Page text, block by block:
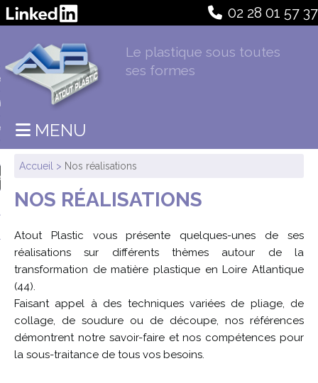
02 28 01 57 37
Le plastique sous toutes
ses formes
MENU
Accueil > Nos réalisations
NOS RÉALISATIONS
Atout Plastic vous présente quelques-unes de ses
réalisations sur différents thèmes autour de la
transformation de matière plastique en Loire Atlantique
(44).
Faisant appel à des techniques variées de pliage, de
collage, de soudure ou de découpe, nos références
démontrent notre savoir-faire et nos compétences pour
la sous-traitance de tous vos besoins.